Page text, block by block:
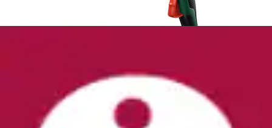
Heißklebepistole »TC-GG 30«
Einhell
Ursprünglicher Preis
UVP 12,95 €
- 14 %
Aktueller Preis
11,02 €